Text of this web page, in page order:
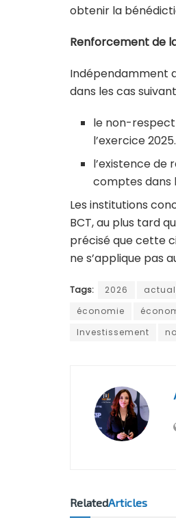
obtenir la
Renforcement de
Indépendamment
dans les cas
le non-respect
l’exercice 2025.
l’existence de
comptes dans
Les institutions
BCT, au plus tard
précisé que cette
ne s’applique pas
Tags: 2026
économie
Investissement
RelatedArticles